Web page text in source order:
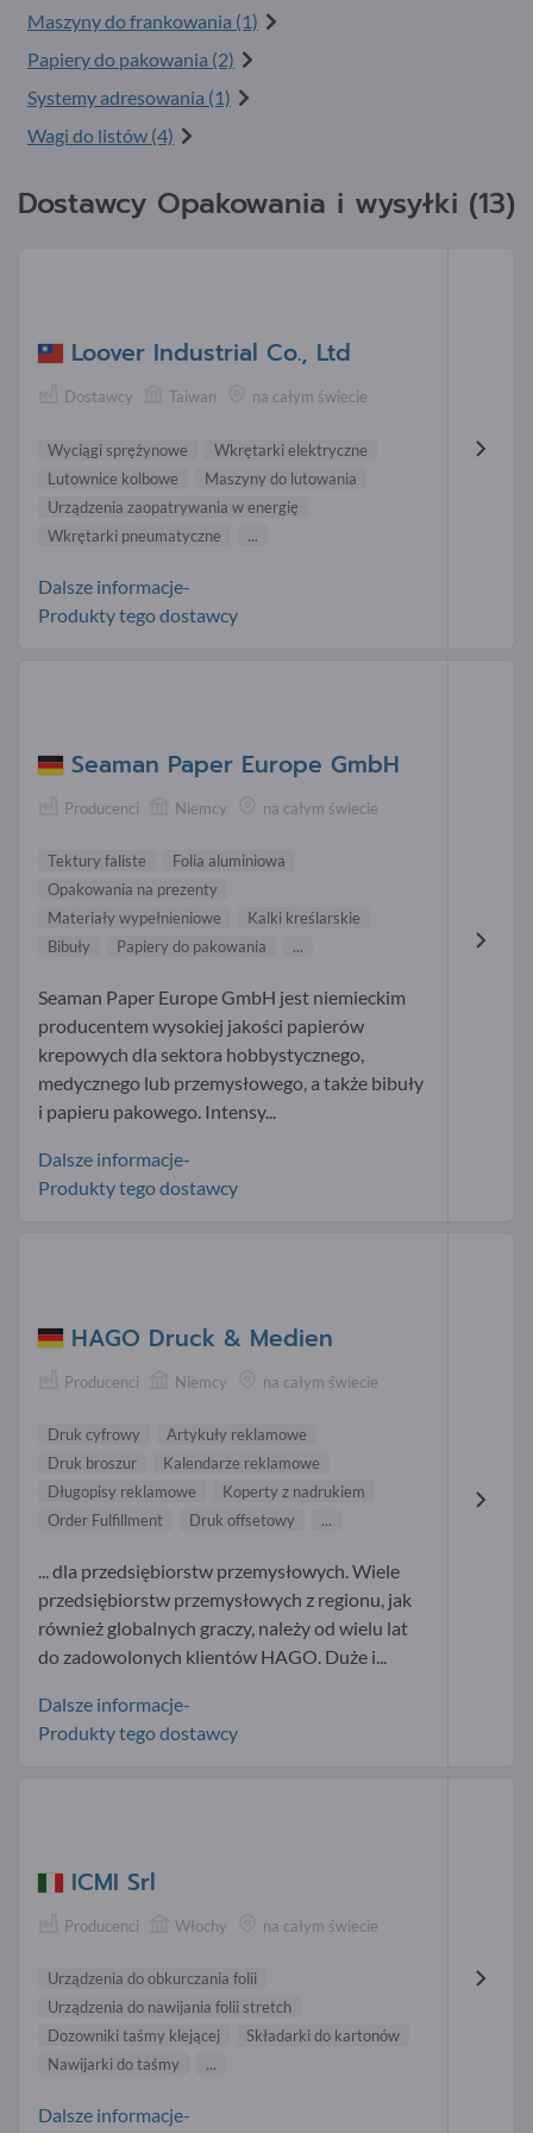
Maszyny do frankowania (1)
Papiery do pakowania (2)
Systemy adresowania (1)
Wagi do listów (4)
Dostawcy Opakowania i wysyłki (13)
Loover Industrial Co., Ltd
Dostawcy Taiwan na całym świecie
Wyciągi sprężynowe
Wkrętarki elektryczne
Lutownice kolbowe
Maszyny do lutowania
Urządzenia zaopatrywania w energię
Wkrętarki pneumatyczne
...
Dalsze informacje-
Produkty tego dostawcy
Seaman Paper Europe GmbH
Producenci Niemcy na całym świecie
Tektury faliste
Folia aluminiowa
Opakowania na prezenty
Materiały wypełnieniowe
Kalki kreślarskie
Bibuły
Papiery do pakowania ...
Seaman Paper Europe GmbH jest niemieckim
producentem wysokiej jakości papierów
krepowych dla sektora hobbystycznego,
medycznego lub przemysłowego, a także bibuły
i papieru pakowego. Intensy...
Dalsze informacje-
Produkty tego dostawcy
HAGO Druck & Medien
Producenci Niemcy na całym świecie
Druk cyfrowy
Artykuły reklamowe
Druk broszur
Kalendarze reklamowe
Długopisy reklamowe
Koperty z nadrukiem
Order Fulfillment
Druk offsetowy ...
... dla przedsiębiorstw przemysłowych. Wiele
przedsiębiorstw przemysłowych z regionu, jak
również globalnych graczy, należy od wielu lat
do zadowolonych klientów HAGO. Duże i...
Dalsze informacje-
Produkty tego dostawcy
ICMI Srl
Producenci Włochy na całym świecie
Urządzenia do obkurczania folii
Urządzenia do nawijania folii stretch
Dozowniki taśmy klejącej
Składarki do kartonów
Nawijarki do taśmy
...
Dalsze informacje-